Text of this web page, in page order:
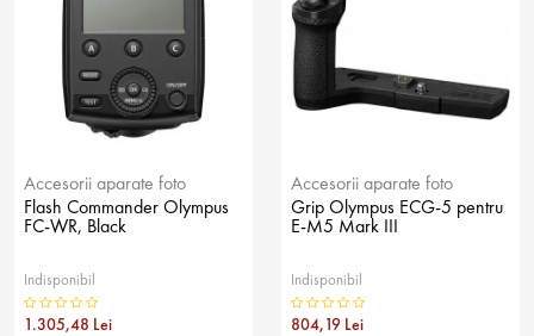
Accesorii aparate foto
Flash Commander Olympus
FC-WR, Black
Indisponibil
1.305,48 Lei
Accesorii aparate foto
Grip Olympus ECG-5 pentru
E-M5 Mark III
Indisponibil
804,19 Lei